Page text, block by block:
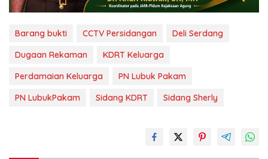
Barang bukti CCTV Persidangan
Deli Serdang
Dugaan Rekaman
KDRT Keluarga
Perdamaian Keluarga
PN Lubuk Pakam
PN LubukPakam
Sidang KDRT Sidang Sherly